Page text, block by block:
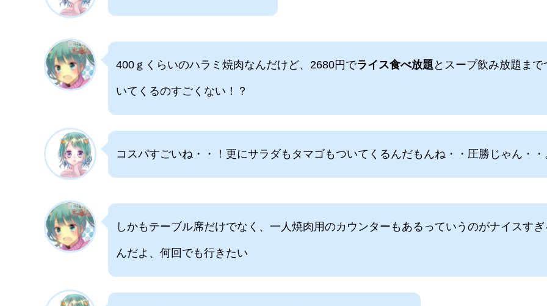
400ｇくらいのハラミ焼肉なんだけど、2680円でライス食べ放題 とスープ飲み放題まで
いてくるのすごくない！？
コスパすごいね・・！更にサラダもタマゴもついてくるんだもんね・・圧勝じゃん・・
しかもテーブル席だけでなく、一人焼肉用のカウンターもあるっていうのがナイスすぎ
んだよ、何回でも行きたい